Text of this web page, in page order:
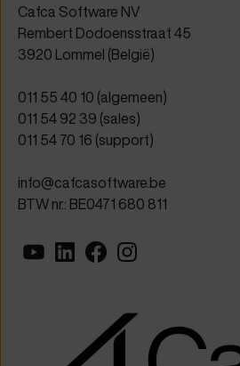
Cafca Software NV
Rembert Dodoensstraat 45
3920 Lommel (België)
011 55 40 10 (algemeen)
011 54 92 39 (sales)
011 54 70 16 (support)
info@cafcasoftware.be
BTW nr.: BE0471 680 811